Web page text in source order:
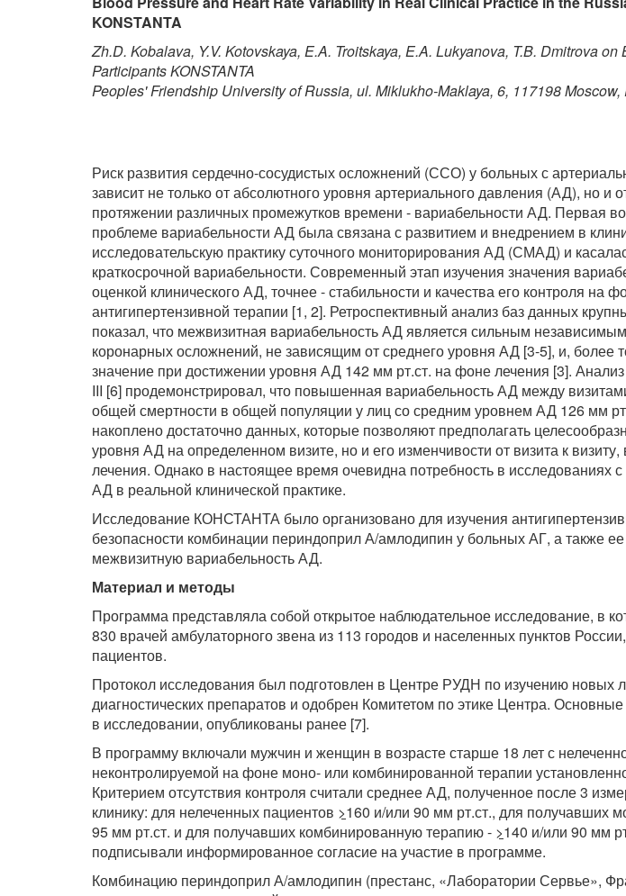
KONSTANTA
Zh.D. Kobalava, Y.V. Kotovskaya, E.A. Troitskaya, E.A. Lukyanova, T.B. Dmitrova
Participants KONSTANTA
Peoples' Friendship University of Russia, ul. Miklukho-Maklaya, 6, 117198 Moscow,
Риск развития сердечно-сосудистых осложнений (ССО) у больных с
зависит не только от абсолютного уровня артериального давления (АД), но и
протяжении различных промежутков времени - вариабельности АД. Первая
проблеме вариабельности АД была связана с развитием и внедрением в
исследовательскую практику суточного мониторирования АД (СМАД) и
краткосрочной вариабельности. Современный этап изучения значения
оценкой клинического АД, точнее - стабильности и качества его контроля на
антигипертензивной терапии [1, 2]. Ретроспективный анализ баз данных
показал, что межвизитная вариабельность АД является сильным
коронарных осложнений, не зависящим от среднего уровня АД [3-5], и, более
значение при достижении уровня АД 142 мм рт.ст. на фоне лечения [3].
III [6] продемонстрировал, что повышенная вариабельность АД между
общей смертности в общей популяции у лиц со средним уровнем АД 126 мм
накоплено достаточно данных, которые позволяют предполагать
уровня АД на определенном визите, но и его изменчивости от визита к
лечения. Однако в настоящее время очевидна потребность в исследованиях
АД в реальной клинической практике.
Исследование КОНСТАНТА было организовано для изучения
безопасности комбинации периндоприл А/амлодипин у больных АГ, а также
межвизитную вариабельность АД.
Материал и методы
Программа представляла собой открытое наблюдательное исследование, в
830 врачей амбулаторного звена из 113 городов и населенных пунктов
пациентов.
Протокол исследования был подготовлен в Центре РУДН по изучению новых
диагностических препаратов и одобрен Комитетом по этике Центра.
в исследовании, опубликованы ранее [7].
В программу включали мужчин и женщин в возрасте старше 18 лет с
неконтролируемой на фоне моно- или комбинированной терапии
Критерием отсутствия контроля считали среднее АД, полученное после 3
клинику: для нелеченных пациентов >160 и/или 90 мм рт.ст., для получавших
95 мм рт.ст. и для получавших комбинированную терапию - >140 и/или 90 мм
подписывали информированное согласие на участие в программе.
Комбинацию периндоприл А/амлодипин (престанс, «Лаборатории Сервье»,